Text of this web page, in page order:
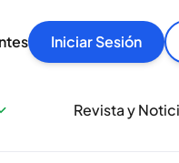
Iniciar Sesión
rápido, con
miles de amantes del
Revista y